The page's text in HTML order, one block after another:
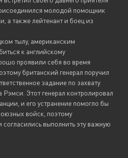
молодой помощник
а также лейтенант и боец из
тылу, американским
к английскому
проявили себя во время
британский генерал поручил
задание по захвату
Рэмси. Этот генерал контролировал
и его устранение помогло бы
войск, поэтому
выполнить эту важную